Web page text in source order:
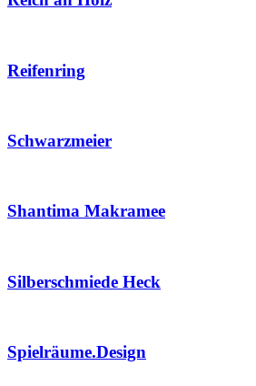
Reifenring
Schwarzmeier
Shantima Makramee
Silberschmiede Heck
Spielräume.Design